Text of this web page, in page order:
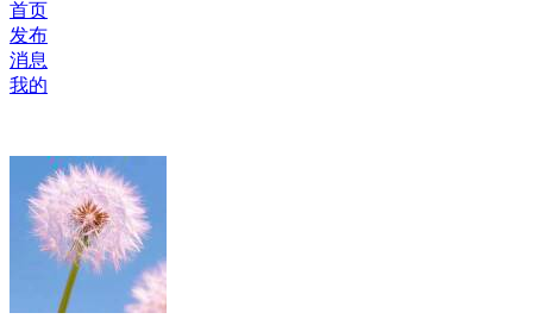
首页
发布
消息
我的